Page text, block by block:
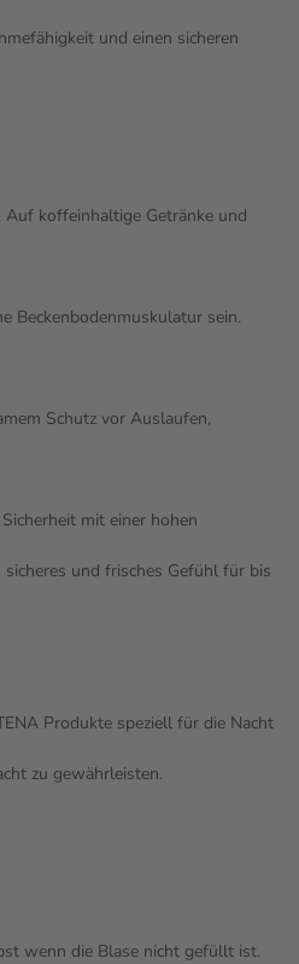
und einen sicheren
Auf koffeinhaltige Getränke und
Beckenbodenmuskulatur sein.
Schutz vor Auslaufen,
mit einer hohen
und frisches Gefühl für bis
Produkte speziell für die Nacht
zu gewährleisten.
wenn die Blase nicht gefüllt ist.